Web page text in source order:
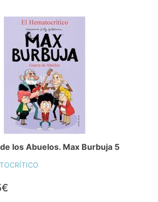
los Abuelos. Max Burbuja 5